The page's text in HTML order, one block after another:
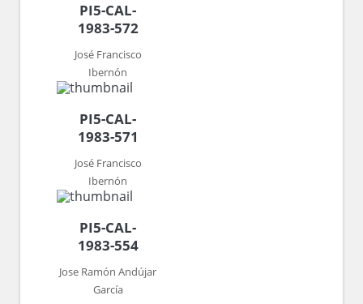
PI5-CAL-
1983-572
José Francisco
Ibernón
PI5-CAL-
1983-571
José Francisco
Ibernón
PI5-CAL-
1983-554
Jose Ramón Andújar
García